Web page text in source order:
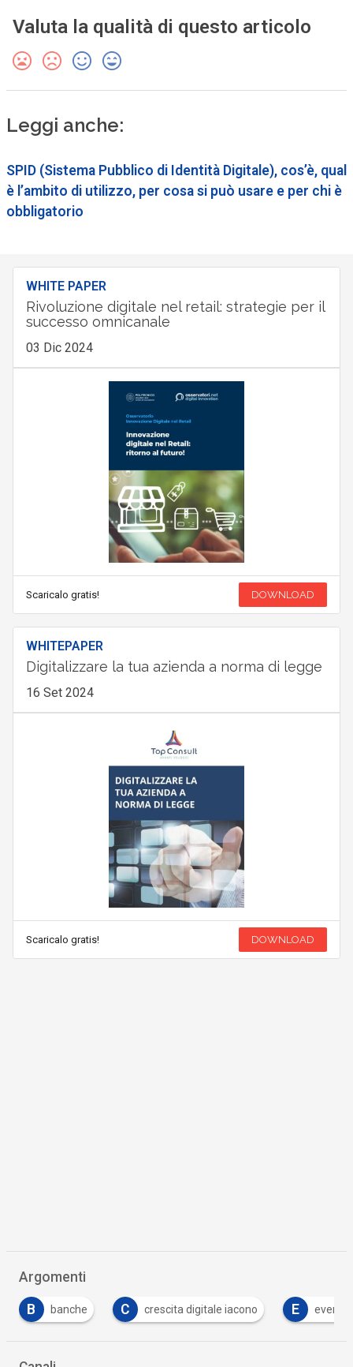
Valuta la qualità di questo articolo
Leggi anche:
SPID (Sistema Pubblico di Identità Digitale), cos’è, qual
è l’ambito di utilizzo, per cosa si può usare e per chi è
obbligatorio
WHITE PAPER
Rivoluzione digitale nel retail: strategie per il
successo omnicanale
03 Dic 2024
Scaricalo gratis! DOWNLOAD
WHITEPAPER
Digitalizzare la tua azienda a norma di legge
16 Set 2024
Scaricalo gratis! DOWNLOAD
Argomenti
B banche C crescita digitale iacono E evento